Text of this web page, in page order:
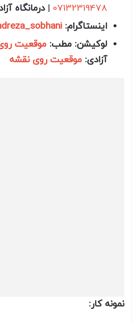
07132319478
|درمانگاه
اینستاگرام:
لوکیشن: مطب: موقعیت
آزادی: موقعیت روی نقشه
نمونه کار: